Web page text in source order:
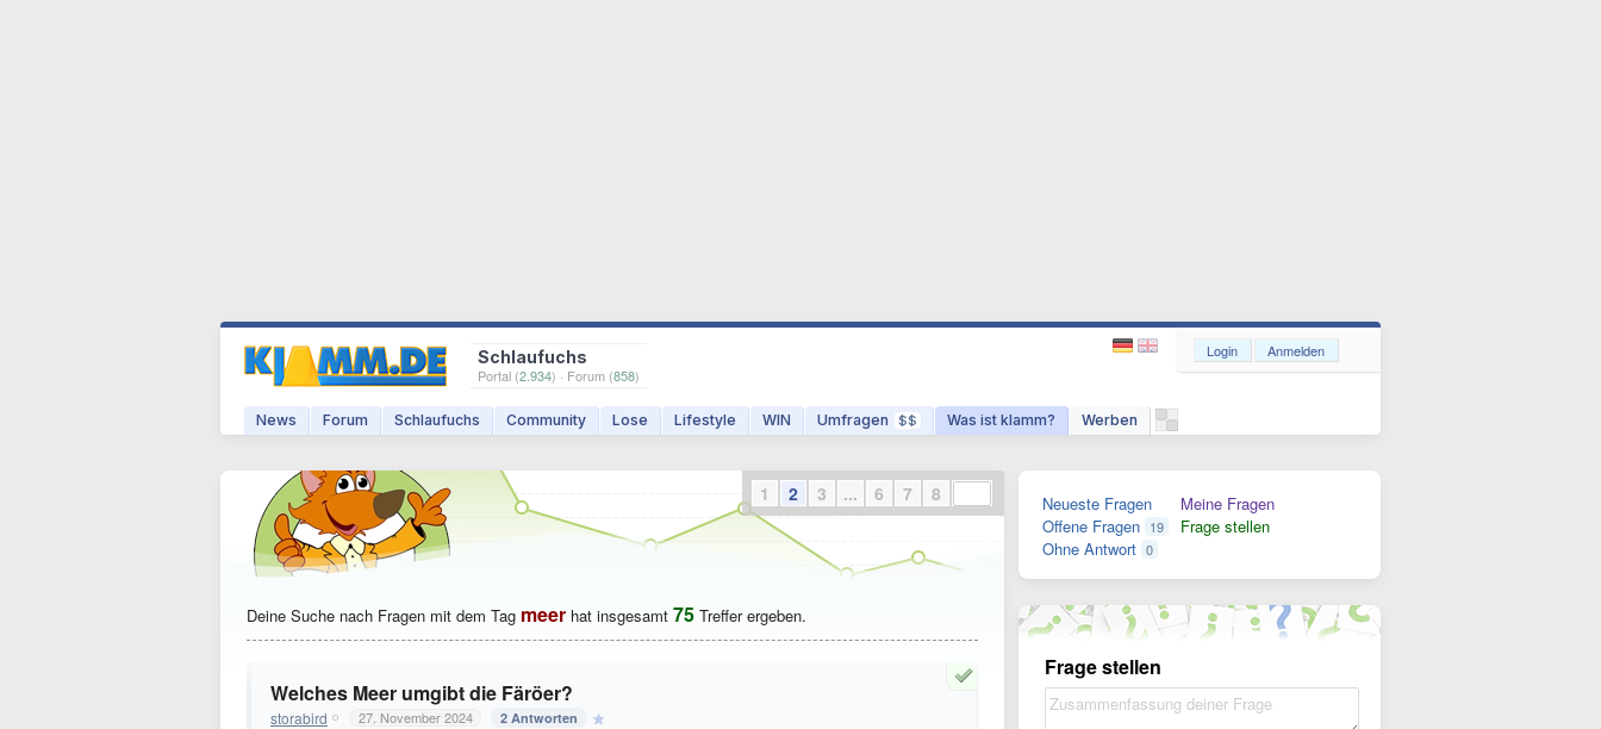
Schlaufuchs
Portal (2.934) · Forum (858)
News Forum Schlaufuchs Community Lose Lifestyle WIN Umfragen $$ Was ist klamm? Werben
Login Anmelden
Deine Suche nach Fragen mit dem Tag meer hat insgesamt 75 Treffer ergeben.
Welches Meer umgibt die Färöer?
storabird 27. November 2024 2 Antworten
1 2 3 ... 6 7 8
Neueste Fragen
Offene Fragen 19
Ohne Antwort 0
Meine Fragen
Frage stellen
Frage stellen